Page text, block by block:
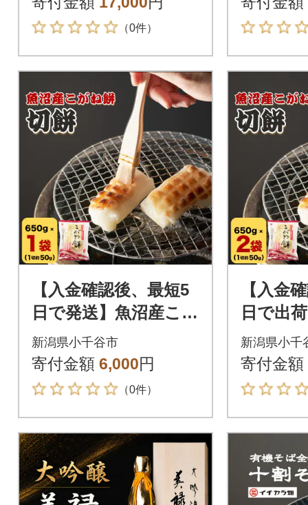
（0件）
【入金確認後、最短5
日で発送】魚沼産こが
ね餅「切餅」650g×1
個 こがねもち100%
新潟 たかの
新潟県小千谷市
寄付金額 6,000円
（0件）
【入金
日で出
沼産こ
650g×2
新潟県小千
寄付金額